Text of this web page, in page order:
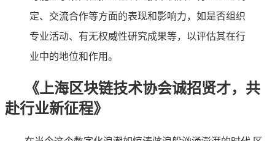
定、交流合作等方面的表现和影响力，如是否组织
专业活动、有无权威性研究成果等，以评估其在行
业中的地位和作用。
《上海区块链技术协会诚招贤才，共
赴行业新征程》